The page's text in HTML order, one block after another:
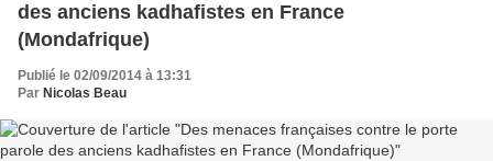
des anciens kadhafistes en France
(Mondafrique)
Publié le 02/09/2014 à 13:31
Par Nicolas Beau